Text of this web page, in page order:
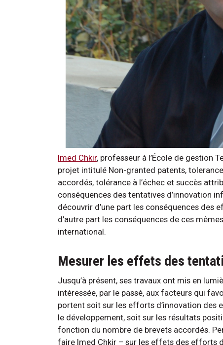
Imed Chkir, professeur à l’École de gestion
projet intitulé Non-granted patents,
accordés, tolérance à l’échec et succès
conséquences des tentatives d’innovation
découvrir d’une part les conséquences des
d’autre part les conséquences de ces
international.
Mesurer les effets des
Jusqu’à présent, ses travaux ont mis en
intéressée, par le passé, aux facteurs qui
portent soit sur les efforts d’innovation des
le développement, soit sur les résultats
fonction du nombre de brevets accordés.
faire Imed Chkir – sur les effets des efforts